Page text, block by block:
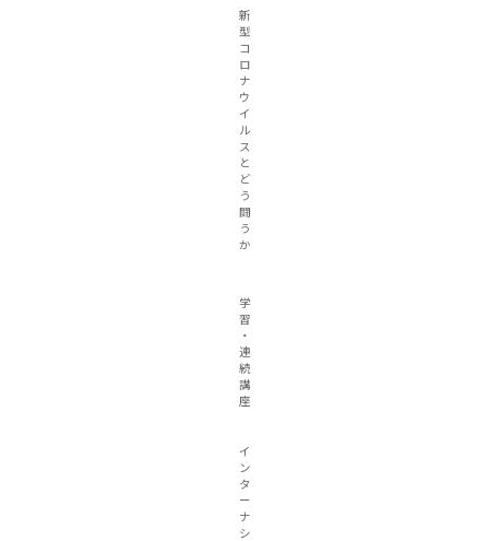
新
型
コ
ロ
ナ
ウ
イ
ル
ス
と
ど
う
闘
う
か
学
習
・
連
続
講
座
イ
ン
タ
ー
ナ
シ